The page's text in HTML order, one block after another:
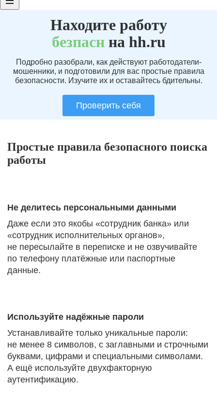
Находите работу
безпаснна hh.ru
Подробно разобрали, как действуют работодатели-
мошенники, и подготовили для вас простые правила
безопасности. Изучите их и оставайтесь бдительны.
Проверить себя
Простые правила безопасного поиска
работы
Не делитесь персональными данными
Даже если это якобы «сотрудник банка» или
«сотрудник исполнительных органов»,
не пересылайте в переписке и не озвучивайте
по телефону платёжные или паспортные
данные.
Используйте надёжные пароли
Устанавливайте только уникальные пароли:
не менее 8 символов, с заглавными и строчными
буквами, цифрами и специальными символами.
А ещё используйте двухфакторную
аутентификацию.